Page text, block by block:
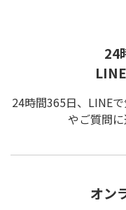
24
24時間365日、LINE
やご質問に
オン